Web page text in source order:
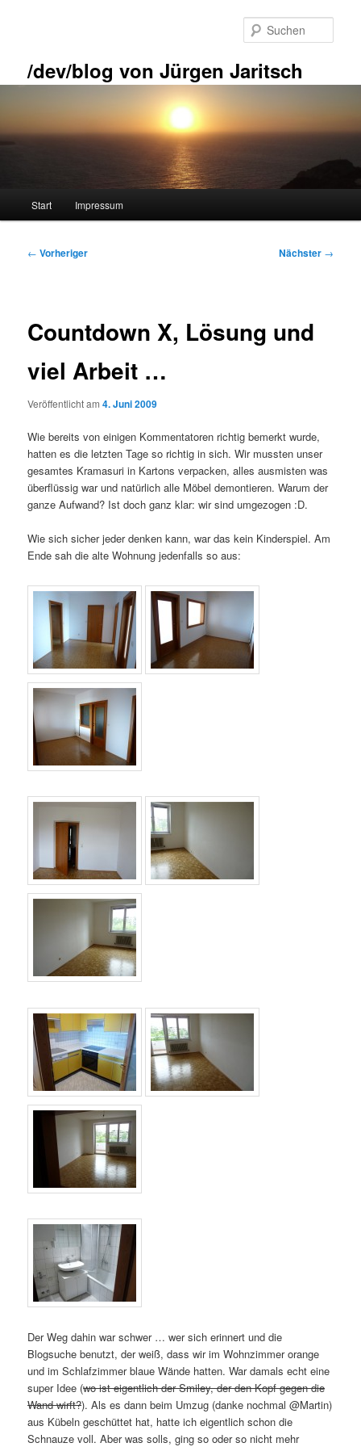
/dev/blog von Jürgen Jaritsch
Start Impressum
Beitragsnavigation
← Vorheriger Nächster →
Countdown X, Lösung und
viel Arbeit …
Veröffentlicht am4. Juni 2009
Wie bereits von einigen Kommentatoren richtig bemerkt wurde,
hatten es die letzten Tage so richtig in sich. Wir mussten unser
gesamtes Kramasuri in Kartons verpacken, alles ausmisten was
überflüssig war und natürlich alle Möbel demontieren. Warum der
ganze Aufwand? Ist doch ganz klar: wir sind umgezogen :D.
Wie sich sicher jeder denken kann, war das kein Kinderspiel. Am
Ende sah die alte Wohnung jedenfalls so aus:
Der Weg dahin war schwer … wer sich erinnert und die
Blogsuche benutzt, der weiß, dass wir im Wohnzimmer orange
und im Schlafzimmer blaue Wände hatten. War damals echt eine
super Idee (wo ist eigentlich der Smiley, der den Kopf gegen die
Wand wirft?). Als es dann beim Umzug (danke nochmal @Martin)
aus Kübeln geschüttet hat, hatte ich eigentlich schon die
Schnauze voll. Aber was solls, ging so oder so nicht mehr